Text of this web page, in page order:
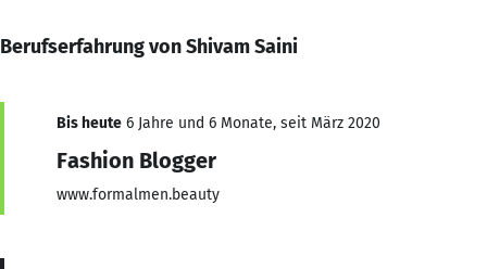
Berufserfahrung von Shivam Saini
Bis heute 6 Jahre und 6 Monate, seit März 2020
Fashion Blogger
www.formalmen.beauty